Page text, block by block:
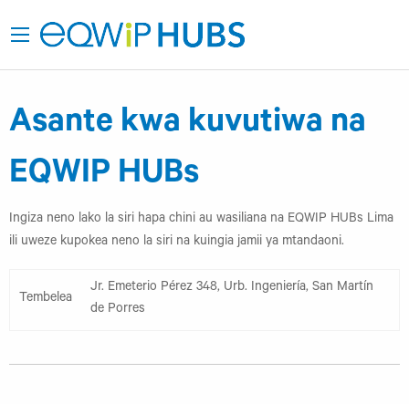
Asante kwa kuvutiwa na
EQWIP HUBs
Ingiza neno lako la siri hapa chini au wasiliana na EQWIP HUBs Lima
ili uweze kupokea neno la siri na kuingia jamii ya mtandaoni.
Tembelea
Jr. Emeterio Pérez 348, Urb. Ingeniería, San Martín
de Porres